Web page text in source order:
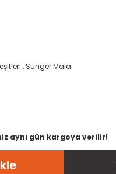
, Sünger Mala
aynı gün kargoya verilir!